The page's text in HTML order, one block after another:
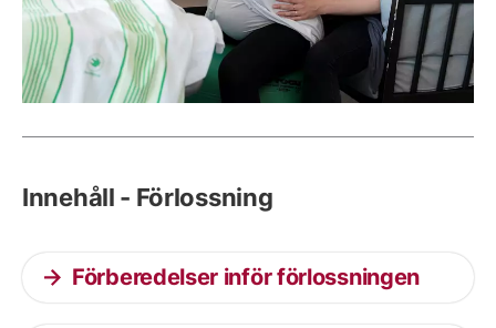
Innehåll - Förlossning
Förberedelser inför förlossningen